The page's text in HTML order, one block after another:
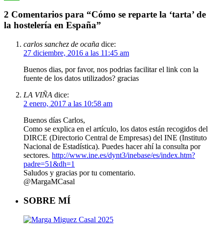
2 Comentarios para “Cómo se reparte la ‘tarta’ de
la hostelería en España”
carlos sanchez de ocaña dice:
27 diciembre, 2016 a las 11:45 am
Buenos dias, por favor, nos podrias facilitar el link con la
fuente de los datos utilizados? gracias
LA VIÑA dice:
2 enero, 2017 a las 10:58 am
Buenos días Carlos,
Como se explica en el artículo, los datos están recogidos del
DIRCE (Directorio Central de Empresas) del INE (Instituto
Nacional de Estadística). Puedes hacer ahí la consulta por
sectores. http://www.ine.es/dynt3/inebase/es/index.htm?
padre=51&dh=1
Saludos y gracias por tu comentario.
@MargaMCasal
SOBRE MÍ